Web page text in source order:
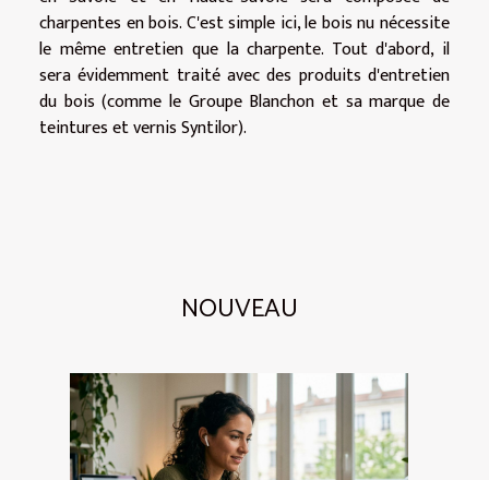
charpentes en bois. C'est simple ici, le bois nu nécessite
le même entretien que la charpente. Tout d'abord, il
sera évidemment traité avec des produits d'entretien
du bois (comme le Groupe Blanchon et sa marque de
teintures et vernis Syntilor).
NOUVEAU